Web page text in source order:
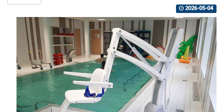
2026-05-04